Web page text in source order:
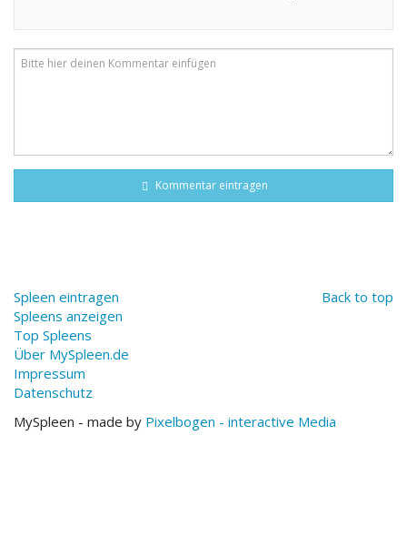
Kommentar eintragen
Back to top
Spleen eintragen
Spleens anzeigen
Top Spleens
Über MySpleen.de
Impressum
Datenschutz
MySpleen - made by Pixelbogen - interactive Media